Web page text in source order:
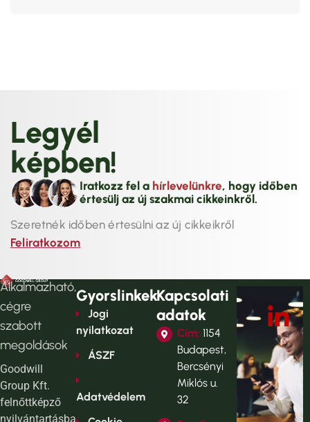
Legyél
képben!
Iratkozz fel a hírlevelünkre, hogy időben
értesülj az új szakmai cikkeinkről.
Szeretnék időben értesülni az új cikkeikről
Feliratkozom
Alkalmazható,
cégre
szabott
megoldások
Goodwill
Group Kft.
felnőttképző
nyilvántartásba
Gyorslinkek
Jogi
nyilatkozat
ÁSZF
Adatvédelem
Kapcsolati
adatok
Cím: 1154
Budapest,
Bercsényi
Miklós u.
32